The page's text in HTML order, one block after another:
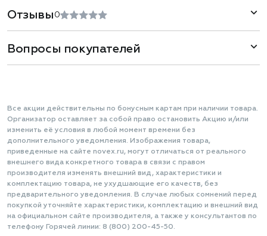
Отзывы 0
Вопросы покупателей
Все акции действительны по бонусным картам при наличии товара.
Организатор оставляет за собой право остановить Акцию и/или
изменить её условия в любой момент времени без
дополнительного уведомления. Изображения товара,
приведенные на сайте novex.ru, могут отличаться от реального
внешнего вида конкретного товара в связи с правом
производителя изменять внешний вид, характеристики и
комплектацию товара, не ухудшающие его качеств, без
предварительного уведомления. В случае любых сомнений перед
покупкой уточняйте характеристики, комплектацию и внешний вид
на официальном сайте производителя, а также у консультантов по
телефону Горячей линии: 8 (800) 200-45-50.